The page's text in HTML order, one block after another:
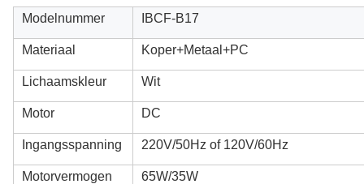
Modelnummer IBCF-B17
Materiaal Koper+Metaal+PC
Lichaamskleur Wit
Motor DC
Ingangsspanning 220V/50Hz of 120V/60Hz
Motorvermogen 65W/35W